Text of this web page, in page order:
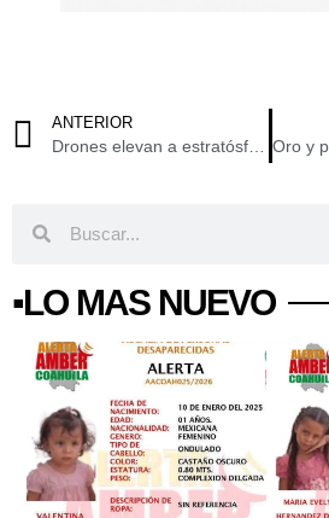
ANTERIOR
Drones elevan a estratósfera guerra antinarco; de “juguetes” a armas de destrucción masiva
▪️LO MAS NUEVO